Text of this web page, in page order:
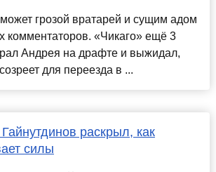
грозой вратарей и сущим адом
комментаторов. «Чикаго» ещё 3
Андрея на драфте и выжидал,
для переезда в ...
раскрыл, как
силы